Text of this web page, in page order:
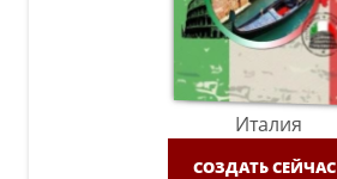
Италия
СОЗДАТЬ СЕЙЧАС